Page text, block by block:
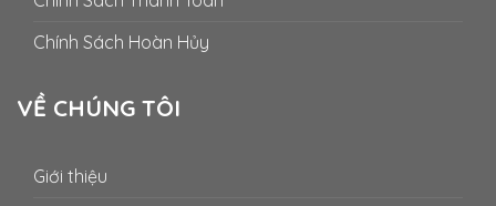
Chính Sách Hoàn Hủy
VỀ CHÚNG TÔI
Giới thiệu